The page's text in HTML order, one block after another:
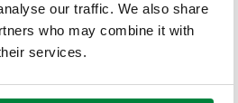
our traffic. We also share
who may combine it with
services.